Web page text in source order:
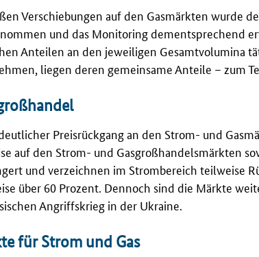
Verschiebungen auf den Gasmärkten wurde
und das Monitoring dementsprechend
Anteilen an den jeweiligen Gesamtvolumina
liegen deren gemeinsame Anteile – zum
Preisrückgang an den Strom- und
auf den Strom- und Gasgroßhandelsmärkten
und verzeichnen im Strombereich teilweise
über 60 Prozent. Dennoch sind die Märkte
Angriffskrieg in der Ukraine.
für Strom und Gas